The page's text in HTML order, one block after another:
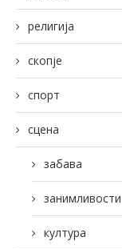
религија
скопје
спорт
сцена
забава
занимливости
култура